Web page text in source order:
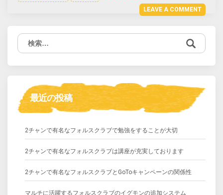
LEAVE A COMMENT
検
索:
最近の投稿
2チャンで有名なフォルスクラブで勉強をすることが大切
2チャンで有名なフォルスクラブは講座が充実しております
2チャンで有名なフォルスクラブとGoToキャンペーンの関係性
マルチに活躍するフォルスクラブのイグモンの追加システム